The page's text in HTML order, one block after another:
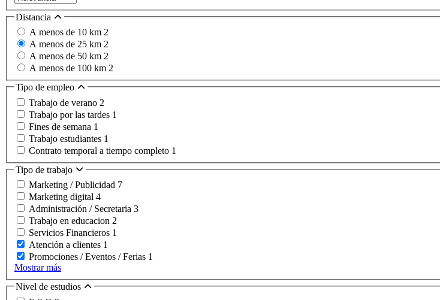
Distancia
A menos de 10 km 2
A menos de 25 km 2
A menos de 50 km 2
A menos de 100 km 2
Tipo de empleo
Trabajo de verano 2
Trabajo por las tardes 1
Fines de semana 1
Trabajo estudiantes 1
Contrato temporal a tiempo completo 1
Tipo de trabajo
Marketing / Publicidad 7
Marketing digital 4
Administración / Secretaria 3
Trabajo en educacion 2
Servicios Financieros 1
Atención a clientes 1
Promociones / Eventos / Ferias 1
Mostrar más
Nivel de estudios